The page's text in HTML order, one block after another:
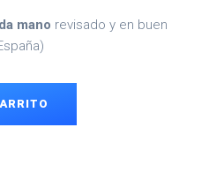
mano revisado y en buen